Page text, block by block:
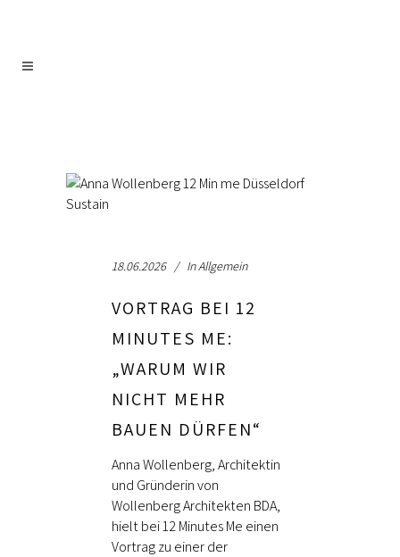
18.06.2026 InAllgemein
VORTRAG BEI 12
MINUTES ME:
„WARUM WIR
NICHT MEHR
BAUEN DÜRFEN“
Anna Wollenberg, Architektin
und Gründerin von
Wollenberg Architekten BDA,
hielt bei 12 Minutes Me einen
Vortrag zu einer der